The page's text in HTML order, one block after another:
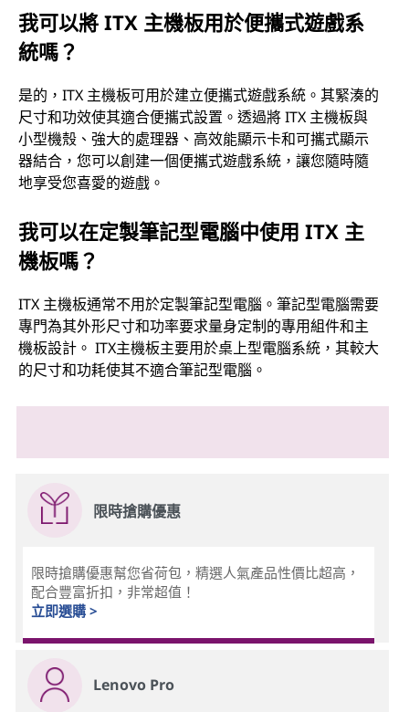
我可以將 ITX 主機板用於便攜式遊戲系
統嗎？
是的，ITX 主機板可用於建立便攜式遊戲系統。其緊湊的
尺寸和功效使其適合便攜式設置。透過將 ITX 主機板與
小型機殼、強大的處理器、高效能顯示卡和可攜式顯示
器結合，您可以創建一個便攜式遊戲系統，讓您隨時隨
地享受您喜愛的遊戲。
我可以在定製筆記型電腦中使用 ITX 主
機板嗎？
ITX 主機板通常不用於定製筆記型電腦。筆記型電腦需要
專門為其外形尺寸和功率要求量身定制的專用組件和主
機板設計。 ITX主機板主要用於桌上型電腦系統，其較大
的尺寸和功耗使其不適合筆記型電腦。
限時搶購優惠
限時搶購優惠幫您省荷包，精選人氣產品性價比超高，
配合豐富折扣，非常超值！
立即選購 >
Lenovo Pro